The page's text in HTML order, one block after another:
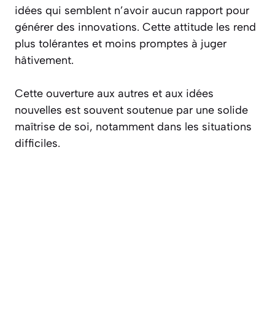
idées qui semblent n’avoir aucun rapport pour
générer des innovations. Cette attitude les rend
plus tolérantes et moins promptes à juger
hâtivement.
Cette ouverture aux autres et aux idées
nouvelles est souvent soutenue par une solide
maîtrise de soi, notamment dans les situations
difficiles.